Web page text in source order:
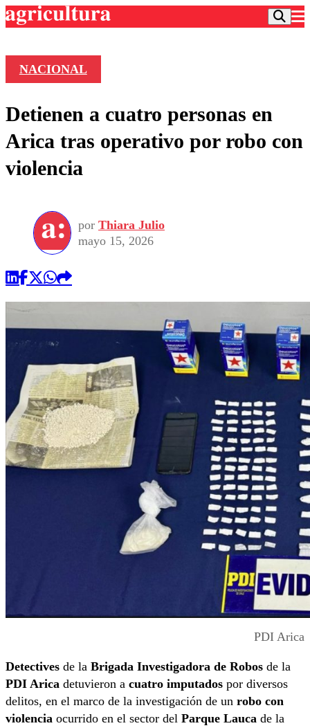
Frecuencias
Agricultura TV
Deportes
Colo Colo
Seleccion Chilena
Torneo Internacional
Universidad de Chile
Entretención
Economía
Internacional
Sustentabilidad
Publicaciones en medios
Opinión
NACIONAL
Detienen a cuatro personas en
Arica tras operativo por robo con
violencia
por Thiara Julio
mayo 15, 2026
PDI Arica
Detectives de la Brigada Investigadora de Robos de la
PDI Arica detuvieron a cuatro imputados por diversos
delitos, en el marco de la investigación de un robo con
violencia ocurrido en el sector del Parque Lauca de la